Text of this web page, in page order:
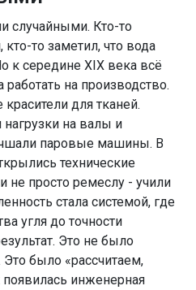
случайными. Кто-то
то заметил, что вода
к середине XIX века всё
на производство.
для тканей.
на валы и
паровые машины. В
технические
не просто ремеслу - учили
стала системой, где
угля до точности
Это не было
Это было «рассчитаем,
инженерная